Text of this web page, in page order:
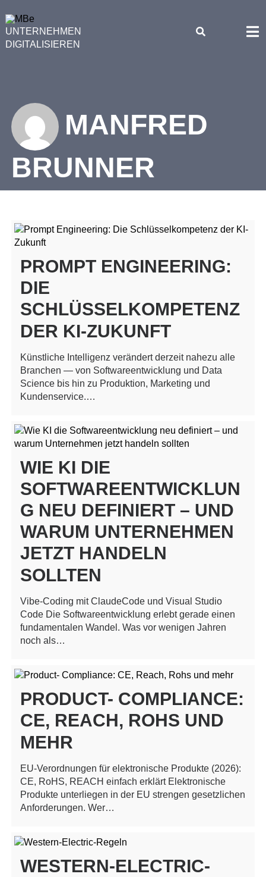
to
content
UNTERNEHMEN
DIGITALISIEREN
MANFRED
BRUNNER
PROMPT ENGINEERING:
DIE
SCHLÜSSELKOMPETENZ
DER KI-ZUKUNFT
Künstliche Intelligenz verändert derzeit nahezu alle
Branchen — von Softwareentwicklung und Data
Science bis hin zu Produktion, Marketing und
Kundenservice.…
WIE KI DIE
SOFTWAREENTWICKLUN
G NEU DEFINIERT – UND
WARUM UNTERNEHMEN
JETZT HANDELN
SOLLTEN
Vibe-Coding mit ClaudeCode und Visual Studio
Code Die Softwareentwicklung erlebt gerade einen
fundamentalen Wandel. Was vor wenigen Jahren
noch als…
PRODUCT- COMPLIANCE:
CE, REACH, ROHS UND
MEHR
EU-Verordnungen für elektronische Produkte (2026):
CE, RoHS, REACH einfach erklärt Elektronische
Produkte unterliegen in der EU strengen gesetzlichen
Anforderungen. Wer…
WESTERN-ELECTRIC-